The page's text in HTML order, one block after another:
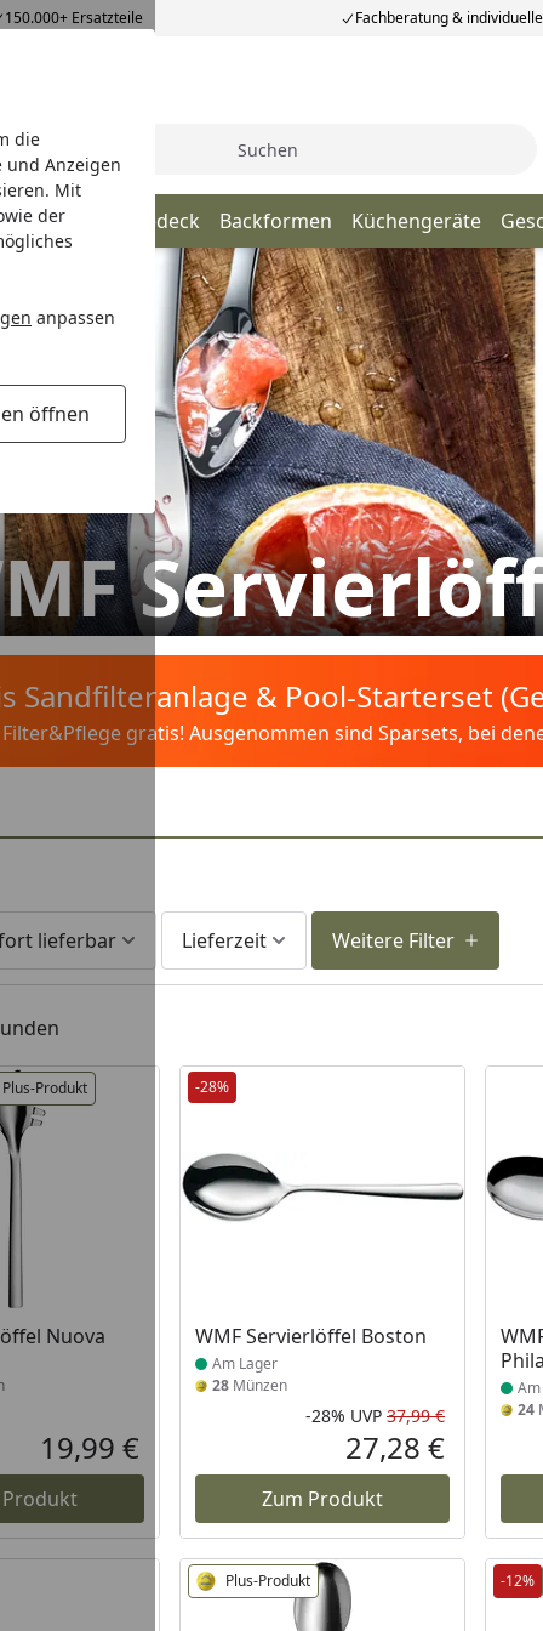
die
und Anzeigen
Mit
der
anpassen
öffnen
150.000+ Ersatzteile Fachberatung &
Suche
Tischgedeck Backformen Küchengeräte
Sandfilteranlage & Pool-Starterset
gratis! Ausgenommen sind Sparsets, bei
lieferbar Lieferzeit Weitere Filter
Plus-Produkt
Nuova
Aktueller Preis
19,99 €
-28%
WMF Servierlöffel Boston
Produkt am Lager
Am Lager
28 Münzen
Rabatt in
-28% UVP 37,99 €
Aktueller
27,28 €
Zum Produkt
24
Plus-Produkt -12%